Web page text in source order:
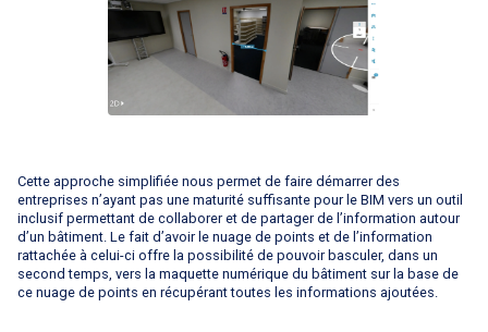
Cette approche simplifiée nous permet de faire démarrer des
entreprises n’ayant pas une maturité suffisante pour le BIM vers un outil
inclusif permettant de collaborer et de partager de l’information autour
d’un bâtiment. Le fait d’avoir le nuage de points et de l’information
rattachée à celui-ci offre la possibilité de pouvoir basculer, dans un
second temps, vers la maquette numérique du bâtiment sur la base de
ce nuage de points en récupérant toutes les informations ajoutées.